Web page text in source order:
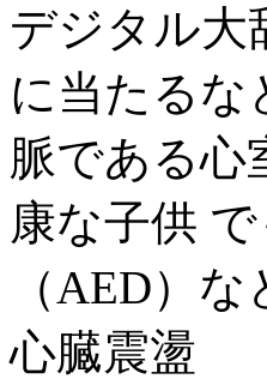
デジタル大
に当たるな
脈である心
康な子供
（AED）
心臓震盪